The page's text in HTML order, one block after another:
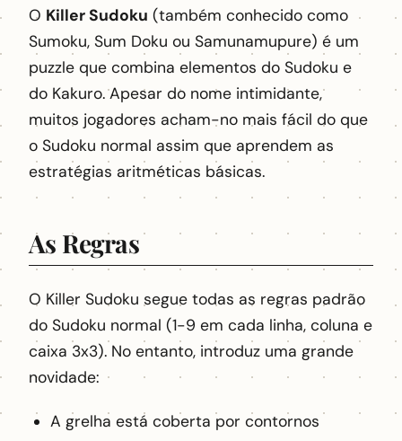
O Killer Sudoku (também conhecido como
Sumoku, Sum Doku ou Samunamupure) é um
puzzle que combina elementos do Sudoku e
do Kakuro. Apesar do nome intimidante,
muitos jogadores acham-no mais fácil do que
o Sudoku normal assim que aprendem as
estratégias aritméticas básicas.
As Regras
O Killer Sudoku segue todas as regras padrão
do Sudoku normal (1-9 em cada linha, coluna e
caixa 3x3). No entanto, introduz uma grande
novidade:
A grelha está coberta por contornos